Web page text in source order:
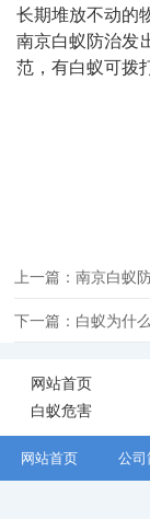
长期堆放不动的
南京白蚁防治发
范，有白蚁可拨
上一篇：南京白蚁
下一篇：白蚁为什
网站首页
白蚁危害
网站首页 公司